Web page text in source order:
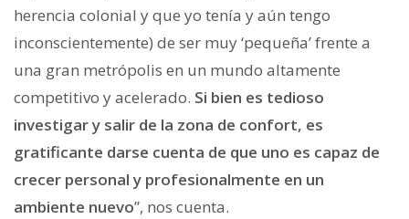
herencia colonial y que yo tenía y aún tengo
inconscientemente) de ser muy ‘pequeña’ frente a
una gran metrópolis en un mundo altamente
competitivo y acelerado. Si bien es tedioso
investigar y salir de la zona de confort, es
gratificante darse cuenta de que uno es capaz de
crecer personal y profesionalmente en un
ambiente nuevo”, nos cuenta.